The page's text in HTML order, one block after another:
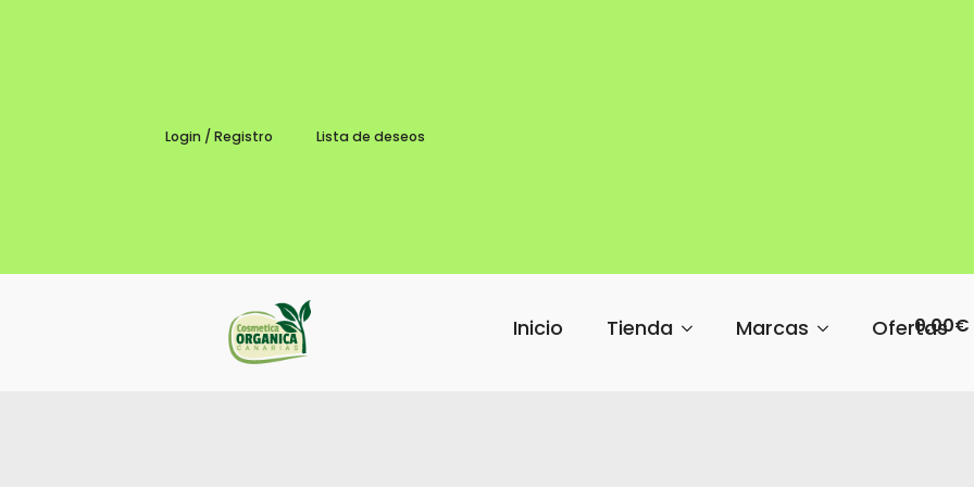
Login / Registro Lista de deseos
Inicio Tienda Marcas Ofertas
0,00€